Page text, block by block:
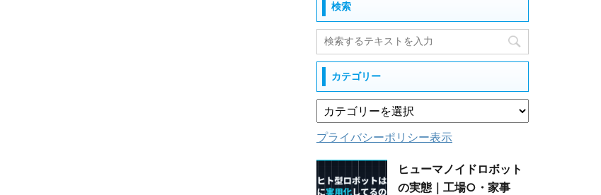
検索
カテゴリー
プライバシーポリシー表示
ヒューマノイドロボット
の実態｜工場○・家事